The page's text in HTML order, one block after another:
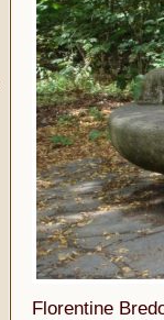
Florentine